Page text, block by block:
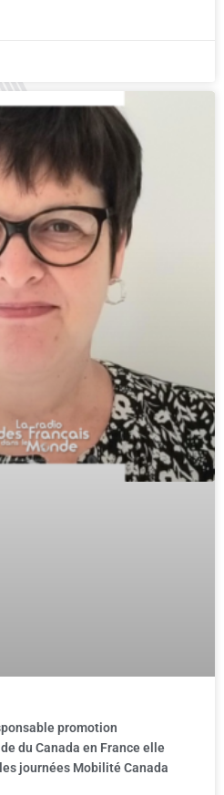
promotion
du Canada en France elle
journées Mobilité Canada